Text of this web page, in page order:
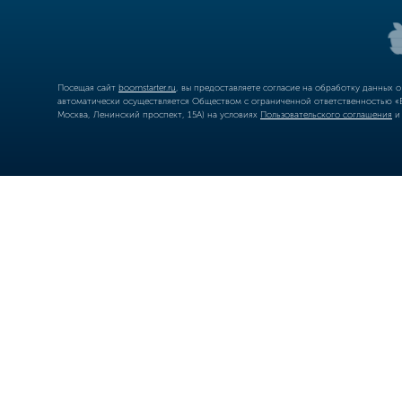
Посещая сайт boomstarter.ru , вы предоставляете согласие на обработку
автоматически осуществляется Обществом с ограниченной
Москва, Ленинский проспект, 15А) на условиях Пользовательского соглашения и